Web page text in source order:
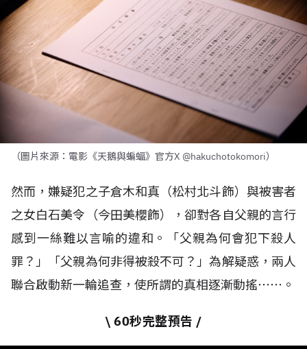
（圖片來源：電影《天鵝與蝙蝠》官方X @hakuchotokomori）
然而，嫌疑犯之子倉木和真（松村北斗飾）與被害者
之女白石美令（今田美櫻飾），卻對各自父親的言行
感到一絲難以言喻的違和。「父親為何會犯下殺人
罪？」「父親為何非得被殺不可？」為解疑惑，兩人
聯合啟動新一輪追查，使所謂的真相逐漸動搖⋯⋯。
\ 60秒完整預告 /